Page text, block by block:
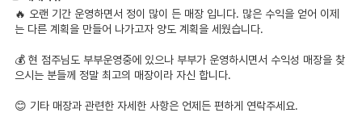
🔥 오랜 기간 운영하면서 정이 많이 든 매장 입니다. 많은 수익을 얻어 이제
는 다른 계획을 만들어 나가고자 양도 계획을 세웠습니다.
💰 현 점주님도 부부운영중에 있으나 부부가 운영하시면서 수익성 매장을 찾
으시는 분들께 정말 최고의 매장이라 자신 합니다.
😊 기타 매장과 관련한 자세한 사항은 언제든 편하게 연락주세요.